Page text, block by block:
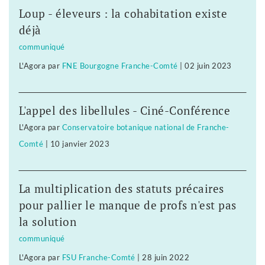
Loup - éleveurs : la cohabitation existe
déjà
communiqué
L'Agora par FNE Bourgogne Franche-Comté |02 juin 2023
L'appel des libellules - Ciné-Conférence
L'Agora par Conservatoire botanique national de Franche-
Comté
10 janvier 2023
La multiplication des statuts précaires
pour pallier le manque de profs n'est pas
la solution
communiqué
L'Agora par FSU Franche-Comté 28 juin 2022